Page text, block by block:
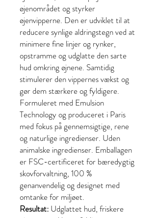
øjenområdet og styrker
øjenvipperne. Den er udviklet til at
reducere synlige aldringstegn ved at
minimere fine linjer og rynker,
opstramme og udglatte den sarte
hud omkring øjnene. Samtidig
stimulerer den vippernes vækst og
gør dem stærkere og fyldigere.
Formuleret med Emulsion
Technology og produceret i Paris
med fokus på gennemsigtige, rene
og naturlige ingredienser. Uden
animalske ingredienser. Emballagen
er FSC-certificeret for bæredygtig
skovforvaltning, 100 %
genanvendelig og designet med
omtanke for miljøet.
Resultat: Udglattet hud, friskere